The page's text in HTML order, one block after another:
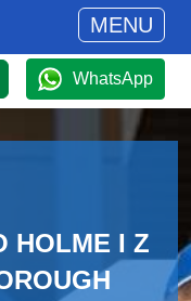
MENU
WhatsApp
HOLME I Z